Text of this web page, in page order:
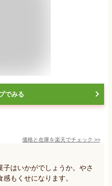
でみる
価格と在庫を楽天でチェック >>
はいかがでしょうか。やさ
もくせになります。